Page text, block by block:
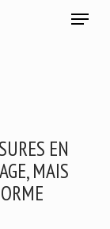
Menu
EN
MAIS